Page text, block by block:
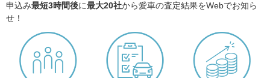
申込み最短3時間後に最大20社から愛車の査定結果をWebでお知ら
せ！